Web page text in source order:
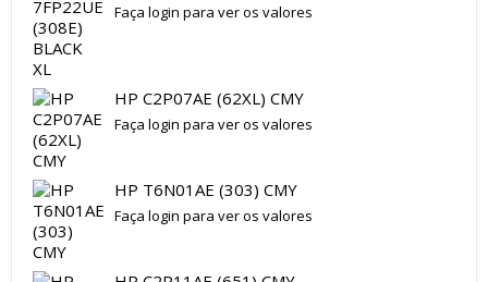
Faça login para ver os valores
HP C2P07AE (62XL) CMY
Faça login para ver os valores
HP T6N01AE (303) CMY
Faça login para ver os valores